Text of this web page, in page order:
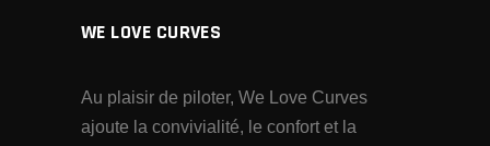
WE LOVE CURVES
Au plaisir de piloter, We Love Curves
ajoute la convivialité, le confort et la